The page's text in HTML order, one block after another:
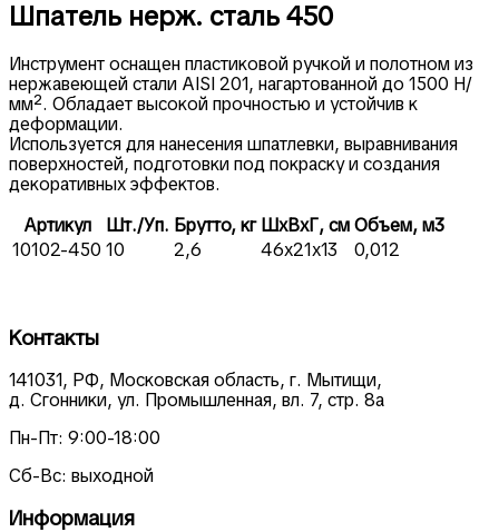
Шпатель нерж. сталь 450
Инструмент оснащен пластиковой ручкой и полотном из
нержавеющей стали AISI 201, нагартованной до 1500 Н/
мм². Обладает высокой прочностью и устойчив к
деформации.
Используется для нанесения шпатлевки, выравнивания
поверхностей, подготовки под покраску и создания
декоративных эффектов.
Артикул Шт./Уп. Брутто, кг ШxВxГ, см Объем, м3
10102-450 10 2,6 46x21x13 0,012
Контакты
141031, РФ, Московская область, г. Мытищи,
д. Сгонники, ул. Промышленная, вл. 7, стр. 8а
Пн-Пт: 9:00-18:00
Сб-Вс: выходной
Информация